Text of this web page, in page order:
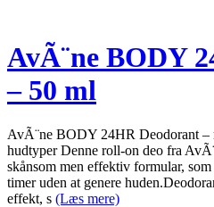
AvÃ¨ne BODY
– 50 ml
AvÃ¨ne BODY 24HR Deodorant –
hudtyper Denne roll-on deo fra
skånsom men effektiv formular,
timer uden at genere
effekt, s (Læs mere)